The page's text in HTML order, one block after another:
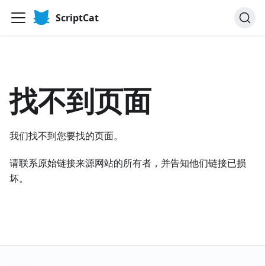
ScriptCat
找不到页面
我们找不到您要找的页面。
请联系原始链接来源网站的所有者，并告知他们链接已损
坏。